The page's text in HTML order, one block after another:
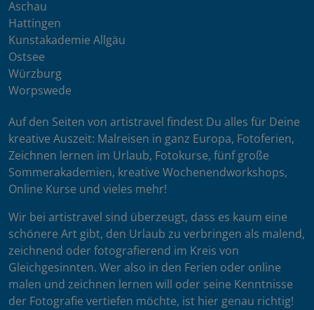
Aschau
Hattingen
Kunstakademie Allgäu
Ostsee
Würzburg
Worpswede
Auf den Seiten von artistravel findest Du alles für Deine
kreative Auszeit: Malreisen in ganz Europa, Fotoferien,
Zeichnen lernen im Urlaub, Fotokurse, fünf große
Sommerakademien, kreative Wochenendworkshops,
Online Kurse und vieles mehr!
Wir bei artistravel sind überzeugt, dass es kaum eine
schönere Art gibt, den Urlaub zu verbringen als malend,
zeichnend oder fotografierend im Kreis von
Gleichgesinnten. Wer also in den Ferien oder online
malen und zeichnen lernen will oder seine Kenntnisse
der Fotografie vertiefen möchte, ist hier genau richtig!